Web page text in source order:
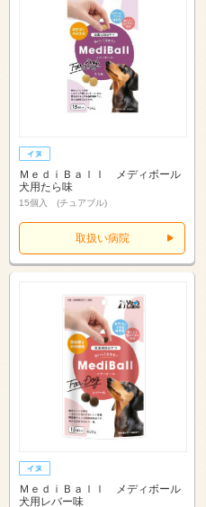
ＭｅｄｉＢａｌｌ メディボール
犬用たら味
15個入 (チュアブル)
取扱い病院
ＭｅｄｉＢａｌｌ メディボール
犬用レバー味